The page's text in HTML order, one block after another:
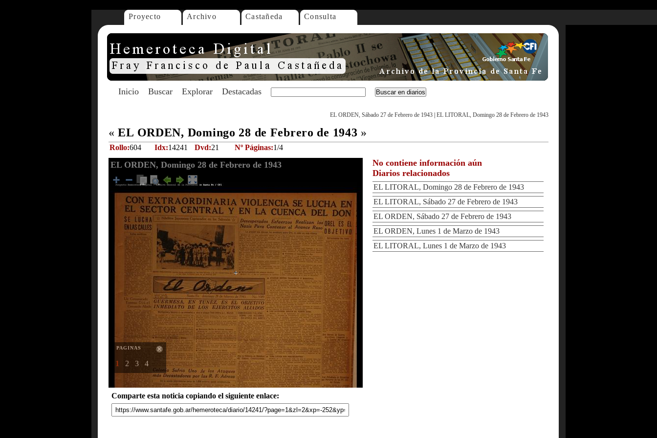
Proyecto Archivo Castañeda Consulta
Inicio Buscar Explorar Destacadas
EL ORDEN, Sábado 27 de Febrero de 1943 EL LITORAL, Domingo 28 de Febrero de 1943
« EL ORDEN, Domingo 28 de Febrero de 1943 »
Rollo:604 Idx:14241 Dvd:21 Nº Páginas:1/4
EL ORDEN, Domingo 28 de Febrero de 1943
PAGINAS
1 2 3 4
Comparte esta noticia copiando el siguiente enlace:
No contiene información aún
Diarios relacionados
EL LITORAL, Domingo 28 de Febrero de 1943
EL LITORAL, Sábado 27 de Febrero de 1943
EL ORDEN, Sábado 27 de Febrero de 1943
EL ORDEN, Lunes 1 de Marzo de 1943
EL LITORAL, Lunes 1 de Marzo de 1943